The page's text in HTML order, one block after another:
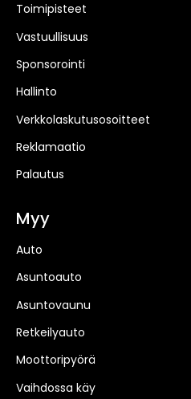
Toimipisteet
Vastuullisuus
Sponsorointi
Hallinto
Verkkolaskutusosoitteet
Reklamaatio
Palautus
Myy
Auto
Asuntoauto
Asuntovaunu
Retkeilyauto
Moottoripyörä
Vaihdossa käy